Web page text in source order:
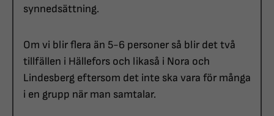
synnedsättning.
Om vi blir flera än 5-6 personer så blir det två
tillfällen i Hällefors och likaså i Nora och
Lindesberg eftersom det inte ska vara för många
i en grupp när man samtalar.